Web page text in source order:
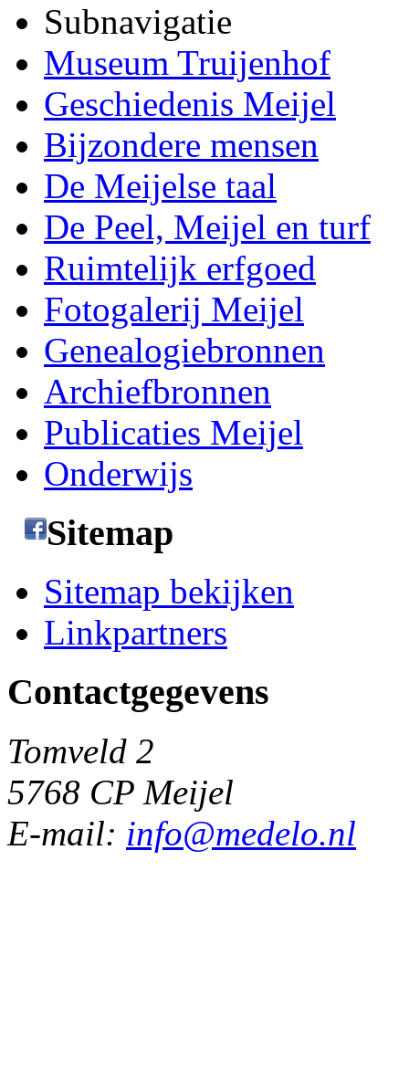
Subnavigatie
Museum Truijenhof
Geschiedenis Meijel
Bijzondere mensen
De Meijelse taal
De Peel, Meijel en turf
Ruimtelijk erfgoed
Fotogalerij Meijel
Genealogiebronnen
Archiefbronnen
Publicaties Meijel
Onderwijs
Sitemap
Sitemap bekijken
Linkpartners
Contactgegevens
Tomveld 2
5768 CP Meijel
E-mail: info@medelo.nl